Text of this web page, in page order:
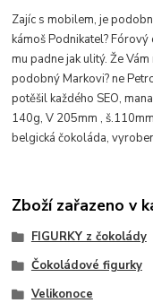
Zajíc s mobilem, je
kámoš Podnikatel?
mu padne jak ulitý. Že
podobný Markovi? ne
potěšil každého SEO,
140g, V 205mm ,
belgická čokoláda,
Zboží zařazeno v
FIGURKY z čokolády
Čokoládové figurky
Velikonoce